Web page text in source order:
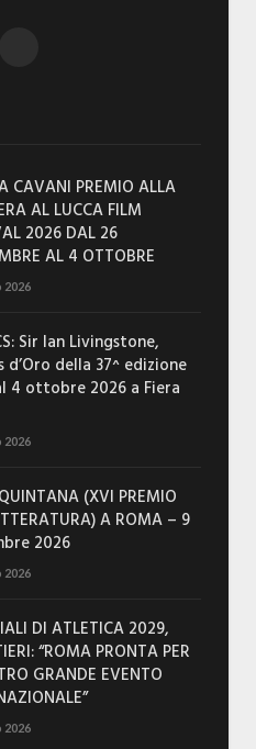
CAVANI PREMIO ALLA
AL LUCCA FILM
2026 DAL 26
AL 4 OTTOBRE
2026
Sir Ian Livingstone,
d’Oro della 37^ edizione
4 ottobre 2026 a Fiera
2026
(XVI PREMIO
A ROMA – 9
2026
2026
DI ATLETICA 2029,
“ROMA PRONTA PER
GRANDE EVENTO
2026